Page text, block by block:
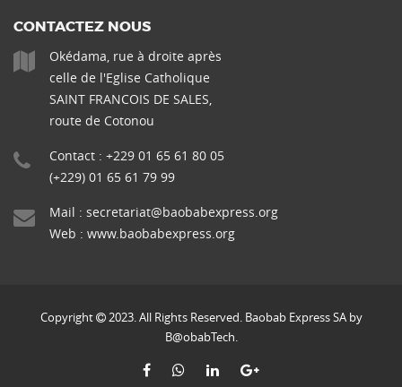
CONTACTEZ NOUS
Okédama, rue à droite après
celle de l'Eglise Catholique
SAINT FRANCOIS DE SALES,
route de Cotonou
Contact : +229 01 65 61 80 05
(+229) 01 65 61 79 99
Mail : secretariat@baobabexpress.org
Web : www.baobabexpress.org
Copyright
2023. All Rights Reserved. Baobab Express SA by
B@obabTech.